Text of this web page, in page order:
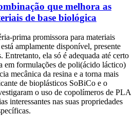
que melhora as
de base biológica
prima promissora para materiais
amplamente disponível, presente
ela só é adequada até certo
em formulações de poli(ácido láctico)
mecânica da resina e a torna mais
de bioplásticos SoBiCo e o
o uso de copolímeros de PLA
interessantes nas suas propriedades